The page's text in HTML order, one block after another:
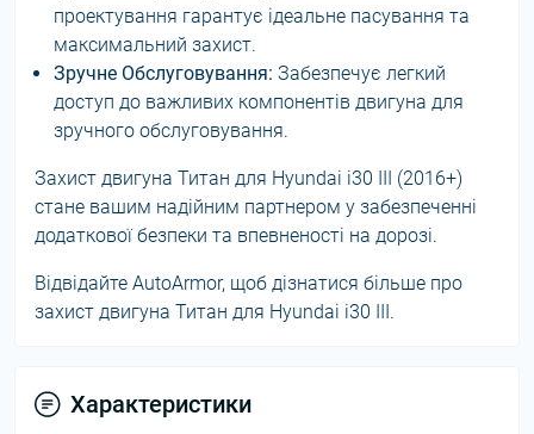
проектування гарантує ідеальне пасування та
максимальний захист.
Зручне Обслуговування: Забезпечує легкий
доступ до важливих компонентів двигуна для
зручного обслуговування.
Захист двигуна Титан для Hyundai i30 III (2016+)
стане вашим надійним партнером у забезпеченні
додаткової безпеки та впевненості на дорозі.
Відвідайте AutoArmor, щоб дізнатися більше про
захист двигуна Титан для Hyundai i30 III.
Характеристики